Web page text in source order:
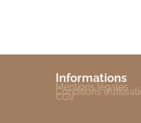
Informations
Mentions légales
Conditions
CGV